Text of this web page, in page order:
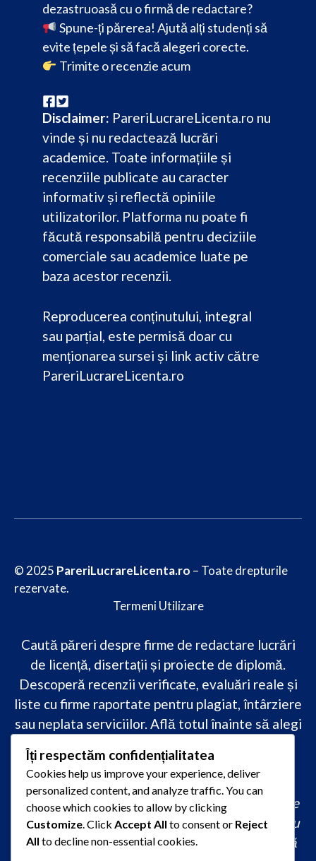
dezastruoasă cu o firmă de redactare?
Spune-ți părerea! Ajută alți studenți să
evite țepele și să facă alegeri corecte.
Trimite o recenzie acum
Disclaimer: PareriLucrareLicenta.ro nu
vinde și nu redactează lucrări
academice. Toate informațiile și
recenziile publicate au caracter
informativ și reflectă opiniile
utilizatorilor. Platforma nu poate fi
făcută responsabilă pentru deciziile
comerciale sau academice luate pe
baza acestor recenzii.
Reproducerea conținutului, integral
sau parțial, este permisă doar cu
menționarea sursei și link activ către
PareriLucrareLicenta.ro
© 2025 PareriLucrareLicenta.ro – Toate drepturile
rezervate.
Termeni Utilizare
Caută păreri despre firme de redactare lucrări
de licență, disertații și proiecte de diplomă.
Descoperă recenzii verificate, evaluări reale și
liste cu firme raportate pentru plagiat, întârziere
sau neplata serviciilor. Află totul înainte să alegi
academicădoar pe PareriLucrareLicenta.ro.
comandă lucrare de licență originală, redactare
lucrare licență urgent, ajutor profesional pentru
licență, servicii redactare disertație ieftin, firmă
Îți respectăm confidențialitatea
Cookies help us improve your experience, deliver
personalized content, and analyze traffic. You can
choose which cookies to allow by clicking
Customize . Click Accept All to consent or Reject
All to decline non-essential cookies.